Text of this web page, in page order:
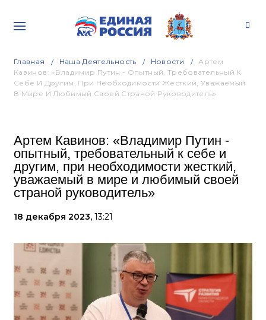
Главная Наша Деятельность Новости
Артем
Кавинов: «Владимир Путин - Опытный, Требовательный К
Себе И Другим, При Необходимости Жесткий, Уважаемый
В Мире И Любимый Своей Страной Руководитель»
Артем Кавинов: «Владимир Путин -
опытный, требовательный к себе и
другим, при необходимости жесткий,
уважаемый в мире и любимый своей
страной руководитель»
18 декабря 2023, 13:21